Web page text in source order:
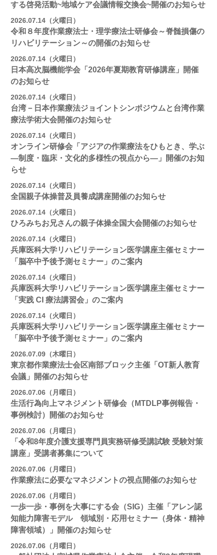
する啓発活動~地域ケア会議情報交換会~開催のお知らせ
2026.07.14（火曜日）
令和８年度作業療法士・理学療法士研修会～脊髄損傷の
リハビリテーション～の開催のお知らせ
2026.07.14（火曜日）
日本高次脳機能学会「2026年夏期教育研修講座」開催
のお知らせ
2026.07.14（火曜日）
台湾－日本作業療法ジョイントシンポジウムと台湾作業
療法学術大会開催のお知らせ
2026.07.14（火曜日）
オンライン研修会「アジアの作業療法をひもとき、学ぶ
―制度・臨床・文化的多様性の視点から―」開催のお知
らせ
2026.07.14（火曜日）
全国親子体操普及員養成講座開催のお知らせ
2026.07.14（火曜日）
ひろみちお兄さんの親子体操全国大会開催のお知らせ
2026.07.14（火曜日）
兵庫医科大学リハビリテーション医学講座主催セミナー
「脳卒中予後予測セミナー」のご案内
2026.07.14（火曜日）
兵庫医科大学リハビリテーション医学講座主催セミナー
「実践 CI 療法講習会」のご案内
2026.07.14（火曜日）
兵庫医科大学リハビリテーション医学講座主催セミナー
「脳卒中予後予測セミナー」のご案内
2026.07.09（木曜日）
東京都作業療法士会区南部ブロック主催「OT新人教育
会議」開催のお知らせ
2026.07.06（月曜日）
生活行為向上マネジメント研修会（MTDLP事例報告・
事例検討）開催のお知らせ
2026.07.06（月曜日）
「令和8年度介護支援専門員実務研修受講試験 受験対策
講座」受講者募集について
2026.07.06（月曜日）
作業療法に必要なマネジメントの視点開催のお知らせ
2026.07.06（月曜日）
一歩一歩・事例を大事にする会（SIG）主催「アレン認
知能力障害モデル 領域別・応用セミナー（身体・精神
障害領域）」開催のお知らせ
2026.07.06（月曜日）